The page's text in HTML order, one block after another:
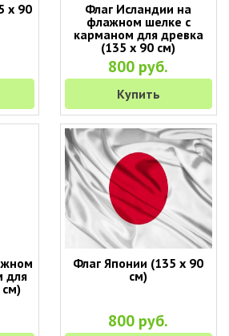
х 90
Флаг Исландии на
флажном шелке с
карманом для древка
(135 х 90 см)
800 руб.
Купить
для
Флаг Японии (135 х 90
см)
800 руб.